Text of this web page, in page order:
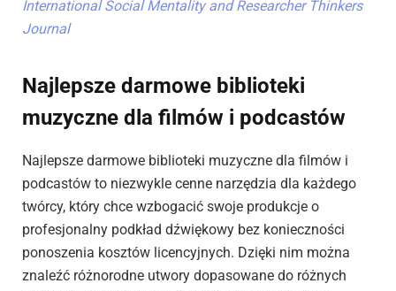
International Social Mentality and Researcher Thinkers
Journal
Najlepsze darmowe biblioteki
muzyczne dla filmów i podcastów
Najlepsze darmowe biblioteki muzyczne dla filmów i
podcastów to niezwykle cenne narzędzia dla każdego
twórcy, który chce wzbogacić swoje produkcje o
profesjonalny podkład dźwiękowy bez konieczności
ponoszenia kosztów licencyjnych. Dzięki nim można
znaleźć różnorodne utwory dopasowane do różnych